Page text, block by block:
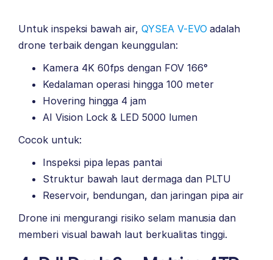
Untuk inspeksi bawah air, QYSEA V-EVO adalah
drone terbaik dengan keunggulan:
Kamera 4K 60fps dengan FOV 166°
Kedalaman operasi hingga 100 meter
Hovering hingga 4 jam
AI Vision Lock & LED 5000 lumen
Cocok untuk:
Inspeksi pipa lepas pantai
Struktur bawah laut dermaga dan PLTU
Reservoir, bendungan, dan jaringan pipa air
Drone ini mengurangi risiko selam manusia dan
memberi visual bawah laut berkualitas tinggi.